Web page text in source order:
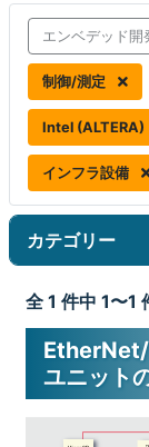
エンベデッド開
制御/測定
Intel (ALTERA)
インフラ設備
カテゴリー
全 1 件中 1〜1
EtherNet/
ユニット